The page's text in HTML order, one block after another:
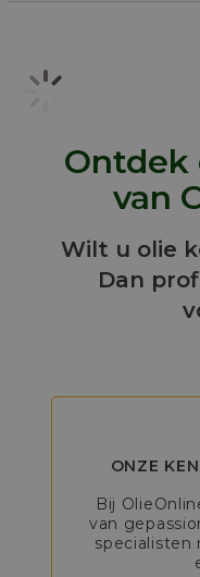
Ontdek
van
Wilt u olie
Dan
ONZE
Bij
van